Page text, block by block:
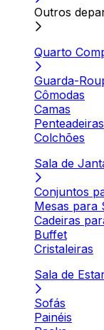
Outros
Quarto
Guarda-
Cômodas
Camas
Penteadeiras
Colchões
Sala de
Conjuntos
Mesas para
Cadeiras
Buffet
Cristaleiras
Sala de
Sofás
Painéis